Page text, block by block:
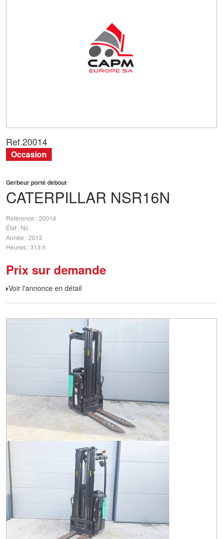
CATERPILLAR NSR16N
Gerbeur porté debout
Référence 20014
État Nc
Année 2013
Heures 313 h
Prix sur demande
Voir l'annonce en détail
Ref.20014
Occasion